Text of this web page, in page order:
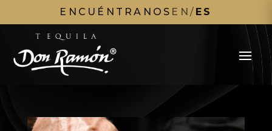
ENCUÉNTRANOS EN / ES